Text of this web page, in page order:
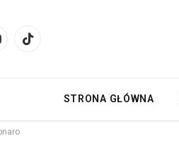
TikTok
STRONA GŁÓWNA